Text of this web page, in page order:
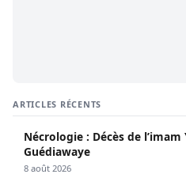
ARTICLES RÉCENTS
Nécrologie : Décès de
Guédiawaye
8 août 2026